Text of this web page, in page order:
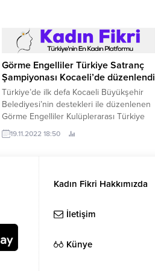
Görme Engelliler Türkiye Satranç
Şampiyonası Kocaeli’de düzenlendi
Türkiye’de ilk defa Kocaeli Büyükşehir
Belediyesi’nin destekleri ile düzenlenen
Görme Engelliler Kulüplerarası Türkiye
Satranç Şampiyonası sona erdi 15 -18
Kasım tarihleri arasında Kocaeli Darıca
düzenlenen Görme Engelliler
Kulüplerarası Türkiye Satranç
Şampiyonası Kocaeli’de düzenlendi.
19.11.2022 18:50
Kadın Fikri Hakkımızda
İletişim
Künye